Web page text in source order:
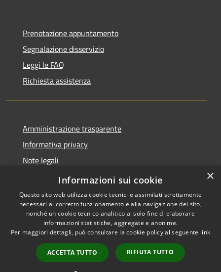
Prenotazione appuntamento
Segnalazione disservizio
Leggi le FAQ
Richiesta assistenza
Amministrazione trasparente
Informativa privacy
Note legali
Dichiarazione di accessibilità
Accessibilità
Copyright © 2026 • Comune di
Andora • Powered by
Municipium•
Accesso
redazione
×
Informazioni sui cookie
Questo sito web utilizza cookie tecnici e assimilati strettamente
necessari al corretto funzionamento e alla navigazione del sito,
nonché un cookie tecnico analitico al solo fine di elaborare
informazioni statistiche, aggregate e anonime.
Per maggiori dettagli, può consultare la cookie policy al seguente link
ACCETTA TUTTO RIFIUTA TUTTO